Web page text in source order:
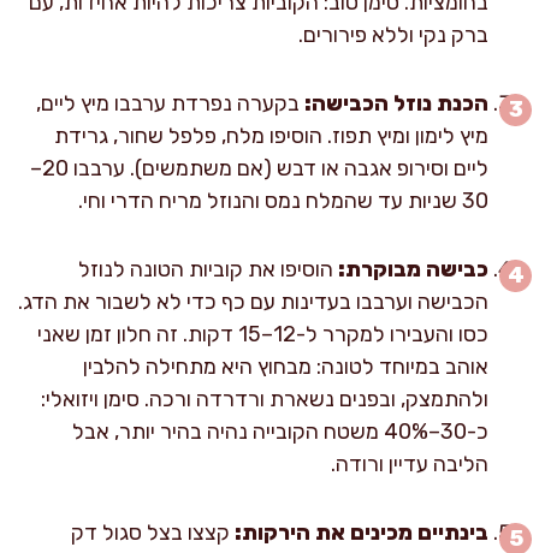
ברק נקי וללא פירורים.
הכנת נוזל הכבישה: בקערה נפרדת ערבבו מיץ ליים,
מיץ לימון ומיץ תפוז. הוסיפו מלח, פלפל שחור, גרידת
ליים וסירופ אגבה או דבש (אם משתמשים). ערבבו 20–
30 שניות עד שהמלח נמס והנוזל מריח הדרי וחי.
כבישה מבוקרת: הוסיפו את קוביות הטונה לנוזל
הכבישה וערבבו בעדינות עם כף כדי לא לשבור את הדג.
כסו והעבירו למקרר ל-12–15 דקות. זה חלון זמן שאני
אוהב במיוחד לטונה: מבחוץ היא מתחילה להלבין
ולהתמצק, ובפנים נשארת ורדרדה ורכה. סימן ויזואלי:
כ-30–40% משטח הקובייה נהיה בהיר יותר, אבל
הליבה עדיין ורודה.
בינתיים מכינים את הירקות: קצצו בצל סגול דק